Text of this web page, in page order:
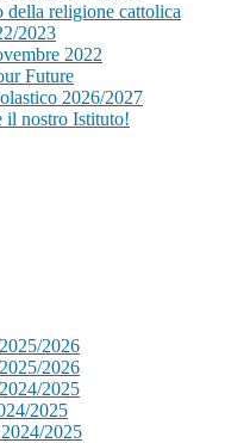
della religione cattolica
2023
2022
Future
2026/2027
il nostro Istituto!
2026
2026
2025
2025
2025